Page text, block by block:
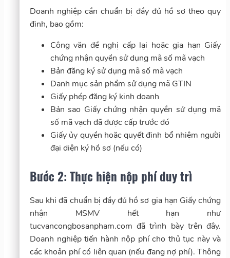
Doanh nghiệp cần chuẩn bị đầy đủ hồ sơ theo quy
định, bao gồm:
Công văn đề nghị cấp lại hoặc gia hạn Giấy
chứng nhận quyền sử dụng mã số mã vạch
Bản đăng ký sử dụng mã số mã vạch
Danh mục sản phẩm sử dụng mã GTIN
Giấy phép đăng ký kinh doanh
Bản sao Giấy chứng nhận quyền sử dụng mã
số mã vạch đã được cấp trước đó
Giấy ủy quyền hoặc quyết định bổ nhiệm người
đại diện ký hồ sơ (nếu có)
Bước 2: Thực hiện nộp phí duy trì
Sau khi đã chuẩn bị đầy đủ hồ sơ gia hạn Giấy chứng
nhận MSMV hết hạn như
tucvancongbosanpham.com đã trình bày trên đây.
Doanh nghiệp tiến hành nộp phí cho thủ tục này và
các khoản phí có liên quan (nếu đang nợ phí). Thông